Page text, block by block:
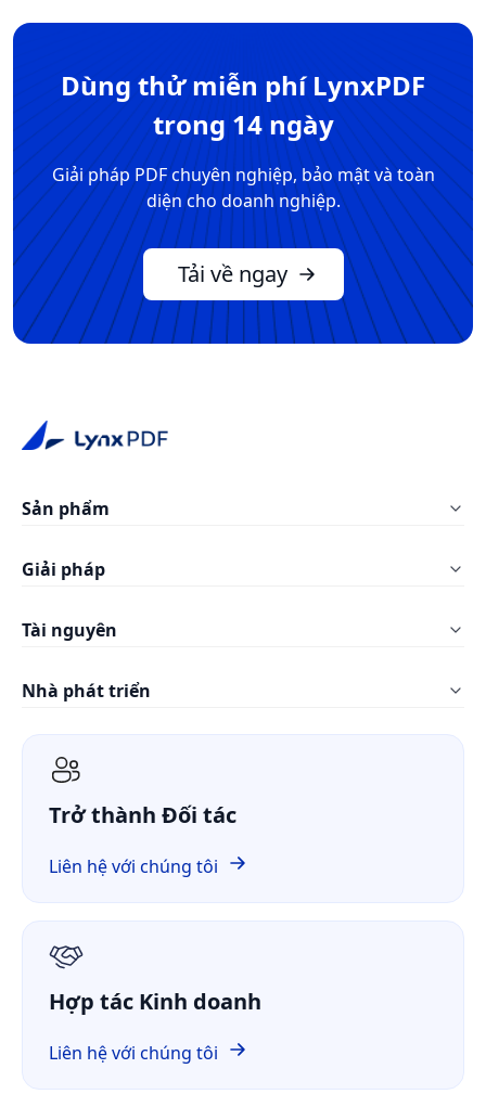
Dùng thử miễn phí LynxPDF
trong 14 ngày
Giải pháp PDF chuyên nghiệp, bảo mật và toàn
diện cho doanh nghiệp.
Tải về ngay
Sản phẩm
LynxPDF Web
Bảng điều khiển Quản trị
Giải pháp
Sản xuất
Y tế
Tài chính
Tài nguyên
Sách trắng
Nghiên cứu trường hợp
Nhà phát triển
ComPDF SDK
ComPDF AI
ComPDF Cloud
ComPDF trên GitHub
Trở thành Đối tác
Liên hệ với chúng tôi
Hợp tác Kinh doanh
Liên hệ với chúng tôi